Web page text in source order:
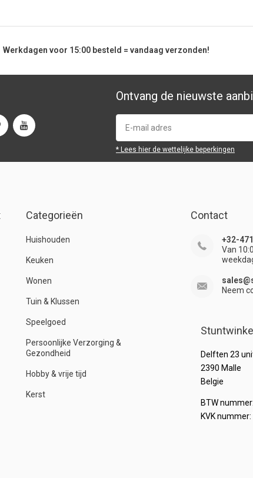
Werkdagen voor 15:00besteld = vandaag verzonden!
Ontvang de nieuwste
* Lees hier de wettelijke beperkingen
Categorieën
Huishouden
Keuken
Wonen
Tuin & Klussen
Speelgoed
Persoonlijke Verzorging &
Gezondheid
Hobby & vrije tijd
Kerst
Contact
+32-
Van
Neem
Delften 23
2390 Malle
Belgie
BTW
KVK